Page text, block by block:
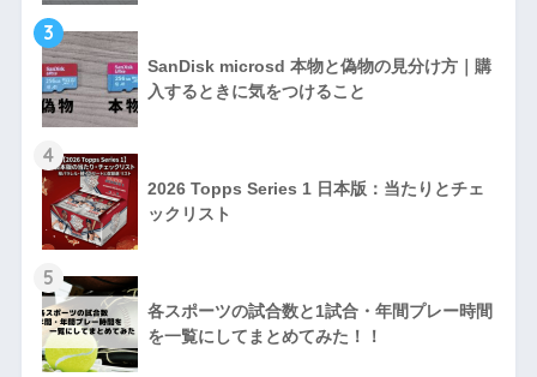
3
SanDisk microsd 本物と偽物の見分け方｜購
入するときに気をつけること
4
2026 Topps Series 1 日本版：当たりとチェ
ックリスト
5
各スポーツの試合数と1試合・年間プレー時間
を一覧にしてまとめてみた！！